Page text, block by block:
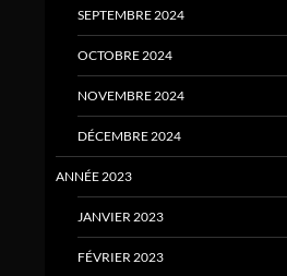
SEPTEMBRE 2024
OCTOBRE 2024
NOVEMBRE 2024
DÉCEMBRE 2024
ANNÉE 2023
JANVIER 2023
FÉVRIER 2023